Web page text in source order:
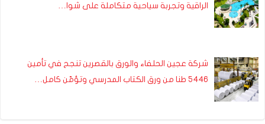
الراقية وتجربة سياحية متكاملة على شوا…
شركة عجين الحلفاء والورق بالقصرين تنجح في تأمين
5446 طنا من ورق الكتاب المدرسي وتؤمّن كامل…